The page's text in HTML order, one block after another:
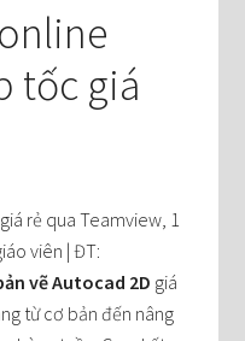
tốc giá
rẻ qua Teamview, 1
viên | ĐT:
vẽ Autocad 2D giá
từ cơ bản đến nâng